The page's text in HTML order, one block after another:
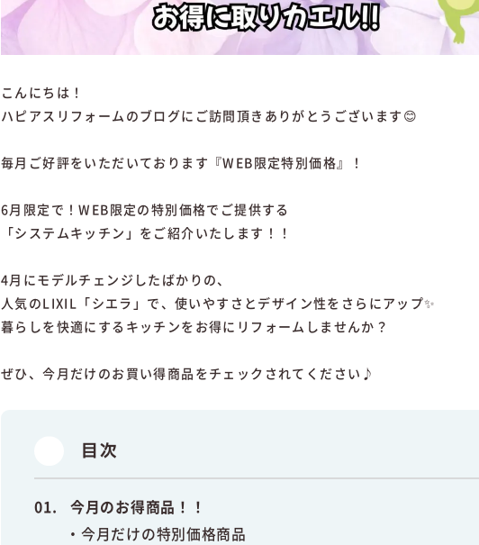
こんにちは！
ハピアスリフォームのブログにご訪問頂きありがとうございます😊
毎月ご好評をいただいております『WEB限定特別価格』！
6月限定で！WEB限定の特別価格でご提供する
「システムキッチン」をご紹介いたします！！
4月にモデルチェンジしたばかりの、
人気のLIXIL「シエラ」で、使いやすさとデザイン性をさらにアップ✨
暮らしを快適にするキッチンをお得にリフォームしませんか？
ぜひ、今月だけのお買い得商品をチェックされてください♪
目次
今月のお得商品！！
今月だけの特別価格商品